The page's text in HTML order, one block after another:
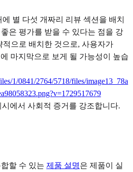
별 다섯 개짜리 리뷰 섹션을 배치
은 평가를 받을 수 있다는 점을 강
으로 배치한 것으로, 사용자가
마지막으로 보게 될 가능성이 높습
1/0841/2764/5718/files/image13_78a
시에서 사회적 증거를 강조합니다.
할 수 있는 제품 설명은 제품이 실